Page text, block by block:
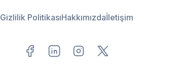
Gizlilik PolitikasıHakkımızdaİletişim